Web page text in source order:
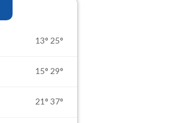
13° 25°
15° 29°
21° 37°